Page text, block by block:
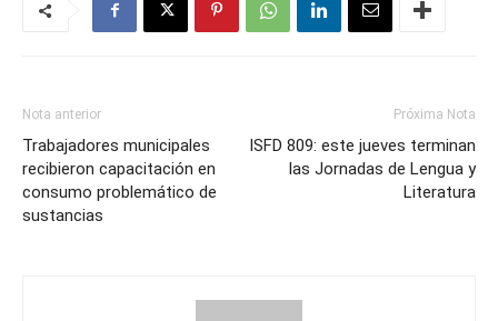
Nota anterior
Trabajadores municipales
recibieron capacitación en
consumo problemático de
sustancias
Próxima Nota
ISFD 809: este jueves terminan
las Jornadas de Lengua y
Literatura